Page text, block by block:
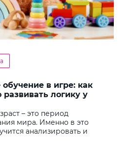
в игре: как
развивать логику у
– это период
мира. Именно в это
анализировать и